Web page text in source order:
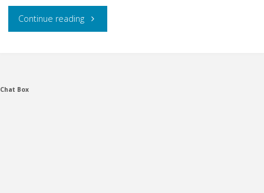
Continue reading"
Chat Box